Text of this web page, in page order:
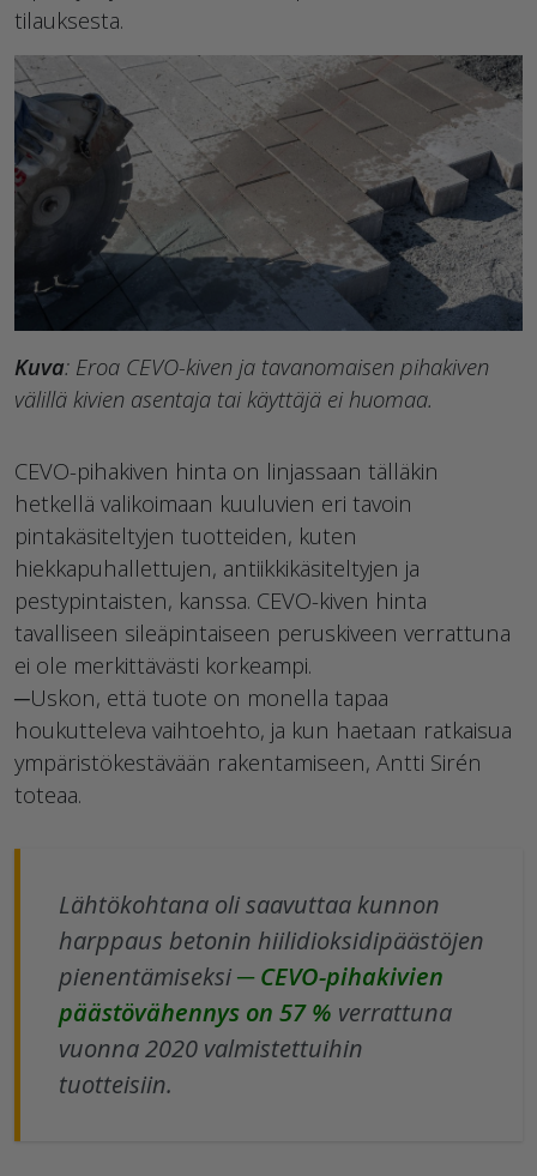
tilauksesta.
Kuva: Eroa CEVO-kiven ja tavanomaisen pihakiven
välillä kivien asentaja tai käyttäjä ei huomaa.
CEVO-pihakiven hinta on linjassaan tälläkin
hetkellä valikoimaan kuuluvien eri tavoin
pintakäsiteltyjen tuotteiden, kuten
hiekkapuhallettujen, antiikkikäsiteltyjen ja
pestypintaisten, kanssa. CEVO-kiven hinta
tavalliseen sileäpintaiseen peruskiveen verrattuna
ei ole merkittävästi korkeampi.
─Uskon, että tuote on monella tapaa
houkutteleva vaihtoehto, ja kun haetaan ratkaisua
ympäristökestävään rakentamiseen, Antti Sirén
toteaa.
Lähtökohtana oli saavuttaa kunnon
harppaus betonin hiilidioksidipäästöjen
pienentämiseksi─ CEVO-pihakivien
päästövähennys on 57 % verrattuna
vuonna 2020 valmistettuihin
tuotteisiin.